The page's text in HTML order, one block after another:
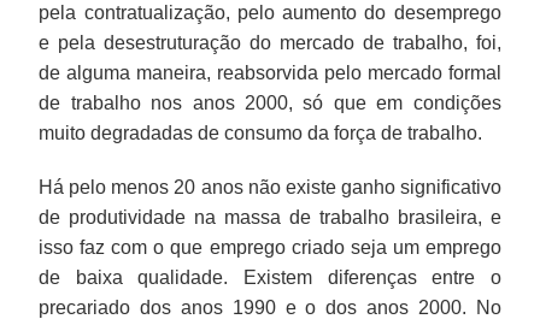
pela contratualização, pelo aumento do desemprego
e pela desestruturação do mercado de trabalho, foi,
de alguma maneira, reabsorvida pelo mercado formal
de trabalho nos anos 2000, só que em condições
muito degradadas de consumo da força de trabalho.
Há pelo menos 20 anos não existe ganho significativo
de produtividade na massa de trabalho brasileira, e
isso faz com o que emprego criado seja um emprego
de baixa qualidade. Existem diferenças entre o
precariado dos anos 1990 e o dos anos 2000. No